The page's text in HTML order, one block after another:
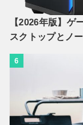
【2026年版】ゲ
スクトップとノ
6